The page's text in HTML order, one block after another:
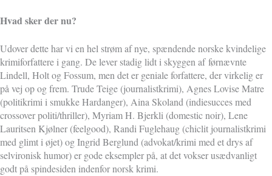
Hvad sker der nu?
Udover dette har vi en hel strøm af nye, spændende norske kvindelige
krimiforfattere i gang. De lever stadig lidt i skyggen afførnævnte
Lindell, Holt og Fossum, men det er geniale forfattere, der virkelig er
på vej op og frem. Trude Teige (journalistkrimi), Agnes Lovise Matre
(politikrimi i smukke Hardanger), Aina Skoland (indiesucces med
crossover politi/thriller), Myriam H. Bjerkli (domestic noir), Lene
Lauritsen Kjølner (feelgood), Randi Fuglehaug (chiclit journalistkrimi
med glimt i øjet) og Ingrid Berglund (advokat/krimi med et drys af
selvironisk humor) er gode eksempler på, at det vokser usædvanligt
godt på spindesiden indenfor norsk krimi.